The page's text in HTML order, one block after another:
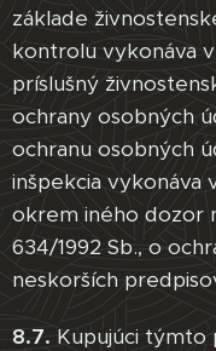
základe
kontrolu vykonáva
príslušný
ochrany osobných
ochranu osobných
inšpekcia vykonáva
okrem iného dozor
634/1992 Sb., o
neskorších
8.7. Kupujúci týmto